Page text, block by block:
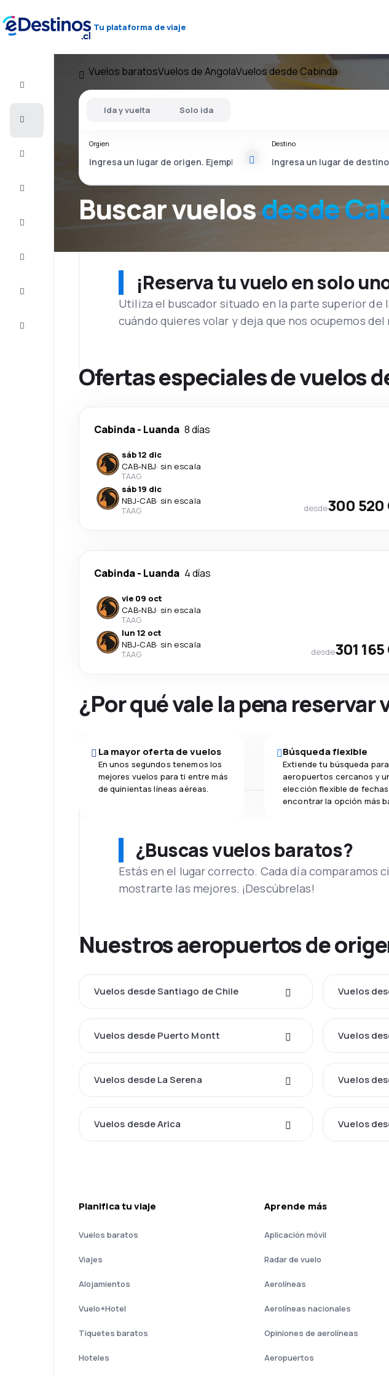
Tu plataforma de viaje
Completa
Vuelos baratosVuelos de AngolaVuelos desde Cabinda
Buscar vuelosdesde
Ida y vuelta Solo ida
Orgien Destino
¡Reserva tu vuelo en solo
Utiliza el buscador situado en la parte superior de
cuándo quieres volar y deja que nos ocupemos del
Ofertas especiales de vuelos
Cabinda- Luanda 8 días
sáb 12 dic
CAB-NBJ· sin escala
TAAG
sáb 19 dic
NBJ-CAB· sin escala
TAAG
desde300 520
Cabinda- Luanda 4 días
vie 09 oct
CAB-NBJ· sin escala
TAAG
lun 12 oct
NBJ-CAB· sin escala
TAAG
desde301 165
¿Por qué vale la pena
La mayor oferta de vuelos
En unos segundos tenemos los
mejores vuelos para ti entre más
de quinientas líneas aéreas.
Búsqueda flexible
Extiende tu búsqueda
aeropuertos cercanos y
elección flexible de
encontrar la opción más
¿Buscas vuelos baratos?
Estás en el lugar correcto. Cada día comparamos
mostrarte las mejores. ¡Descúbrelas!
Nuestros aeropuertos de
Vuelos desde Santiago de Chile Vuelos
Vuelos desde Puerto Montt Vuelos
Vuelos desde La Serena Vuelos
Vuelos desde Arica Vuelos
Planifica tu viaje
Vuelos baratos
Viajes
Alojamientos
Vuelo+Hotel
Tiquetes baratos
Hoteles
Aprende más
Aplicación móvil
Radar de vuelo
Aerolíneas
Aerolíneas nacionales
Opiniones de aerolíneas
Aeropuertos